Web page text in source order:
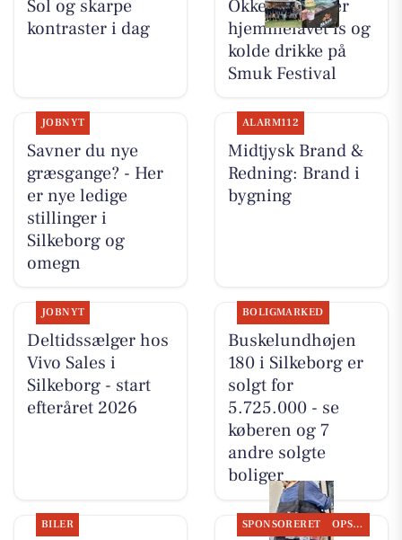
Sol og skarpe
kontraster i dag
Okkels serverer
hjemmelavet is og
kolde drikke på
Smuk Festival
JOBNYT
Savner du nye
græsgange? - Her
er nye ledige
stillinger i
Silkeborg og
omegn
ALARM112
Midtjysk Brand &
Redning: Brand i
bygning
JOBNYT
Deltidssælger hos
Vivo Sales i
Silkeborg - start
efteråret 2026
BOLIGMARKED
Buskelundhøjen
180 i Silkeborg er
solgt for
5.725.000 - se
køberen og 7
andre solgte
boliger
BILER SPONSORERET OPSLAGSTAVLEN